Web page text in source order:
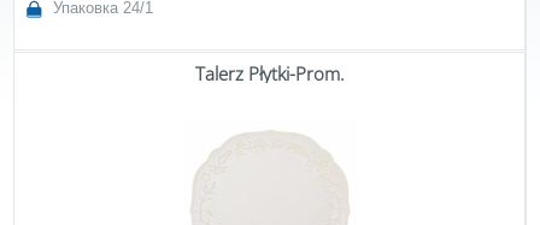
Упаковка 24/1
Talerz Płytki-Prom.